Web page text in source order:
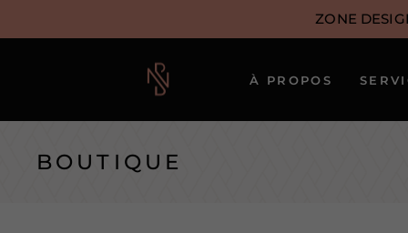
ZONE
À PROPOS
BOUTIQUE